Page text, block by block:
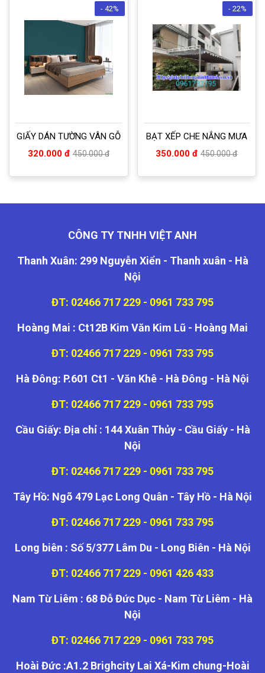
- 42%
GIẤY DÁN TƯỜNG VÂN GỖ
320.000 đ 450.000 đ
- 22%
BẠT XẾP CHE NẮNG MƯA
350.000 đ 450.000 đ
CÔNG TY TNHH VIỆT ANH
Thanh Xuân: 299 Nguyễn Xiển - Thanh xuân - Hà
Nội
ĐT: 02466 717 229 - 0961 733 795
Hoàng Mai : Ct12B Kim Văn Kim Lũ - Hoàng Mai
ĐT: 02466 717 229 - 0961 733 795
Hà Đông: P.601 Ct1 - Văn Khê - Hà Đông - Hà Nội
ĐT: 02466 717 229 - 0961 733 795
Cầu Giấy: Địa chỉ : 144 Xuân Thủy - Cầu Giấy - Hà
Nội
ĐT: 02466 717 229 - 0961 733 795
Tây Hồ: Ngõ 479 Lạc Long Quân - Tây Hồ - Hà Nội
ĐT: 02466 717 229 - 0961 733 795
Long biên : Số 5/377 Lâm Du - Long Biên - Hà Nội
ĐT: 02466 717 229 - 0961 426 433
Nam Từ Liêm : 68 Đỗ Đức Dục - Nam Từ Liêm - Hà
Nội
ĐT: 02466 717 229 - 0961 733 795
Hoài Đức :A1.2 Brighcity Lai Xá-Kim chung-Hoài